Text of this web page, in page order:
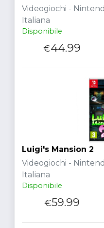
Videogiochi -
Italiana
Disponibile
€44.99
Luigi's Mansion 2
Videogiochi -
Italiana
Disponibile
€59.99